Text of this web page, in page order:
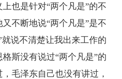
也是针对“两个凡是”的不
不断地说“两个凡是”是不
说不清楚让我出来工作的
斯没有说过“两个凡是”的
毛泽东自己也没有讲过，